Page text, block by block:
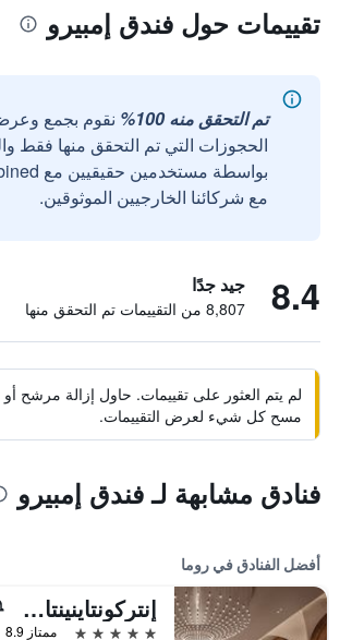
تقييمات حول فندق إمبيرو
تم التحقق منه 100%
نقوم بجمع
الحجوزات التي تم التحقق منها فقط
مع شركائنا الخارجيين الموثوقين.
8.4 جيد جدًا
8,807 من التقييمات تم التحقق منها
لم يتم العثور على تقييمات. حاول إزالة مرشح أو
مسح كل شيء لعرض التقييمات.
فنادق مشابهة لـ فندق إمبيرو
أفضل الفنادق في روما
إنتركونتاينينتال روم أمباسشياتوري بالاس باي آيتش جي
5 نجوم ممتاز 8.9